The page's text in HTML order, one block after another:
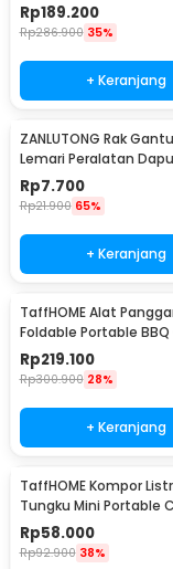
Espresso 300ml -
Rp189.200
Rp286.900 35%
+ Keranjang
ZANLUTONG Rak
Lemari Peralatan
Besi - 2137
Rp7.700
Rp21.900 65%
+ Keranjang
TaffHOME Alat
Foldable Portable
Grill Stove - HWSK77
Rp219.100
Rp300.900 28%
+ Keranjang
TaffHOME Kompor
Tungku Mini Portable
Plate 500W - C1-1000-
Rp58.000
Rp92.900 38%